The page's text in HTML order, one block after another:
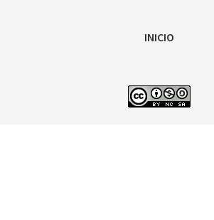
INICIO